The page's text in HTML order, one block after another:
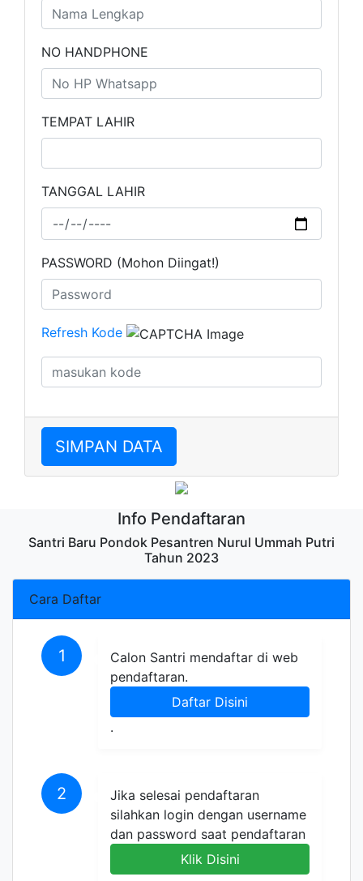
NO HANDPHONE
TEMPAT LAHIR
TANGGAL LAHIR
PASSWORD (Mohon Diingat!)
Refresh Kode
SIMPAN DATA
Info Pendaftaran
Santri Baru Pondok Pesantren Nurul Ummah Putri
Tahun 2023
Cara Daftar
1
Calon Santri mendaftar di web
pendaftaran.
Daftar Disini
.
2
Jika selesai pendaftaran
silahkan login dengan username
dan password saat pendaftaran
Klik Disini